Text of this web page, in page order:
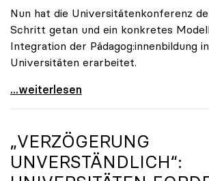
Nun hat die Universitätenkonferenz
Schritt getan und ein konkretes
Integration der Pädagog:innenbildung
Universitäten erarbeitet.
Schools of Education an den
...weiterlesen
„VERZÖGERUNG
UNVERSTÄNDLICH“: